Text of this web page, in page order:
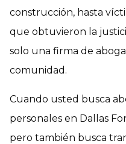
construcción, hasta
que obtuvieron la
solo una firma de
comunidad.
Cuando usted busca
personales en Dallas
pero también busca